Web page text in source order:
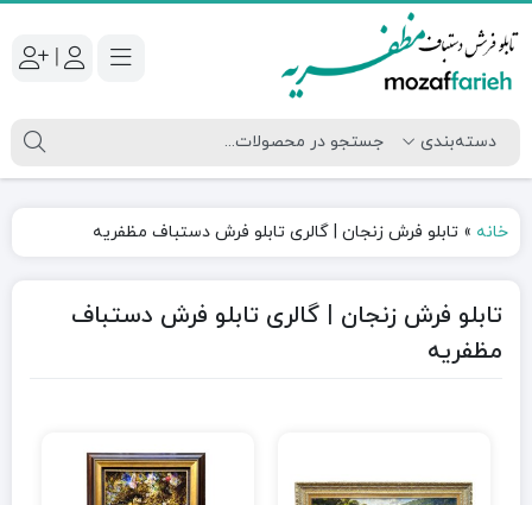
|
خانه » تابلو فرش زنجان | گالری تابلو فرش دستباف مظفریه
تابلو فرش زنجان | گالری تابلو فرش دستباف
مظفریه